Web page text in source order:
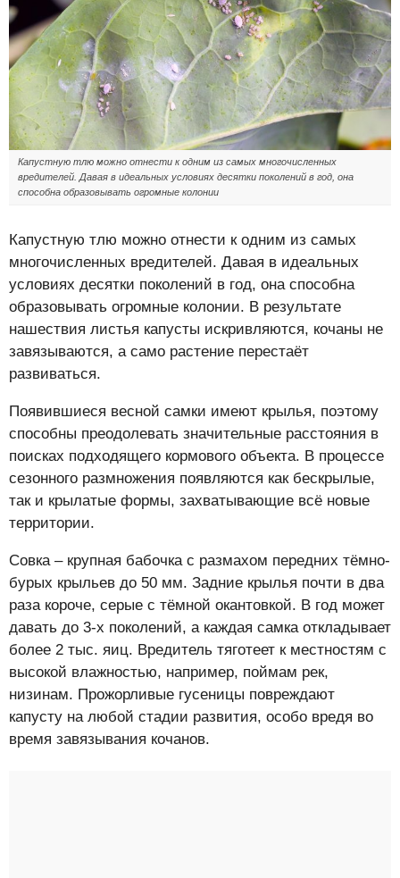
Капустную тлю можно отнести к одним из самых многочисленных
вредителей. Давая в идеальных условиях десятки поколений в год, она
способна образовывать огромные колонии
Капустную тлю можно отнести к одним из самых
многочисленных вредителей. Давая в идеальных
условиях десятки поколений в год, она способна
образовывать огромные колонии. В результате
нашествия листья капусты искривляются, кочаны не
завязываются, а само растение перестаёт
развиваться.
Появившиеся весной самки имеют крылья, поэтому
способны преодолевать значительные расстояния в
поисках подходящего кормового объекта. В процессе
сезонного размножения появляются как бескрылые,
так и крылатые формы, захватывающие всё новые
территории.
Совка – крупная бабочка с размахом передних тёмно-
бурых крыльев до 50 мм. Задние крылья почти в два
раза короче, серые с тёмной окантовкой. В год может
давать до 3-х поколений, а каждая самка откладывает
более 2 тыс. яиц. Вредитель тяготеет к местностям с
высокой влажностью, например, поймам рек,
низинам. Прожорливые гусеницы повреждают
капусту на любой стадии развития, особо вредя во
время завязывания кочанов.